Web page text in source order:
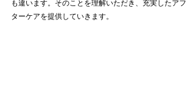
も違います。そのことを理解いただき、充実したアフ
ターケアを提供していきます。